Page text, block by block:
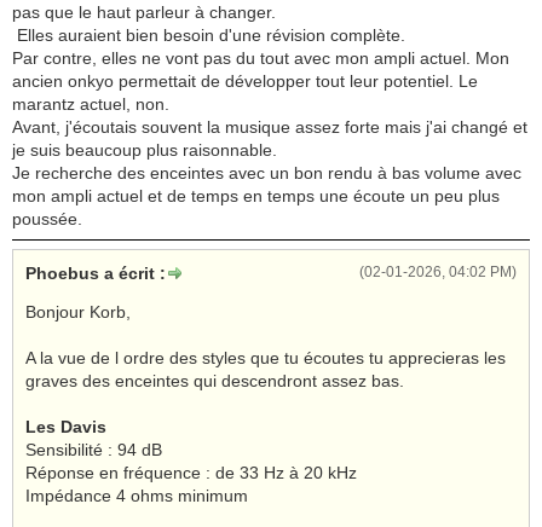
pas que le haut parleur à changer.
Elles auraient bien besoin d'une révision complète.
Par contre, elles ne vont pas du tout avec mon ampli actuel. Mon
ancien onkyo permettait de développer tout leur potentiel. Le
marantz actuel, non.
Avant, j'écoutais souvent la musique assez forte mais j'ai changé et
je suis beaucoup plus raisonnable.
Je recherche des enceintes avec un bon rendu à bas volume avec
mon ampli actuel et de temps en temps une écoute un peu plus
poussée.
(02-01-2026, 04:02 PM)
Phoebus a écrit :
Bonjour Korb,
A la vue de l ordre des styles que tu écoutes tu apprecieras les
graves des enceintes qui descendront assez bas.
Les Davis
Sensibilité : 94 dB
Réponse en fréquence : de 33 Hz à 20 kHz
Impédance 4 ohms minimum